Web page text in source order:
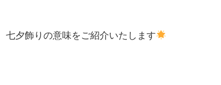
七夕飾りの意味をご紹介いたします